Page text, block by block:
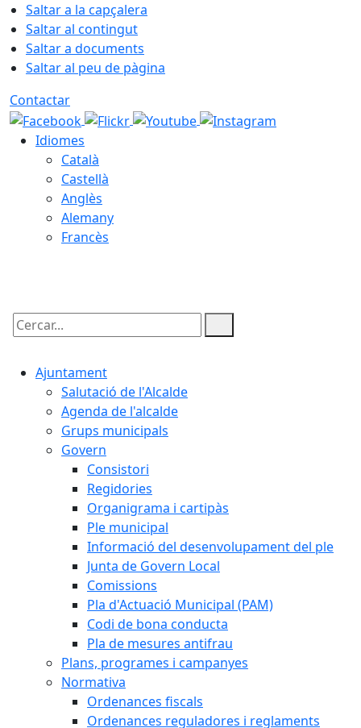
Saltar a la capçalera
Saltar al contingut
Saltar a documents
Saltar al peu de pàgina
Contactar
Idiomes
Català
Castellà
Anglès
Alemany
Francès
Cercar:
Ajuntament
Salutació de l'Alcalde
Agenda de l'alcalde
Grups municipals
Govern
Consistori
Regidories
Organigrama i cartipàs
Ple municipal
Informació del desenvolupament del ple
Junta de Govern Local
Comissions
Pla d'Actuació Municipal (PAM)
Codi de bona conducta
Pla de mesures antifrau
Plans, programes i campanyes
Normativa
Ordenances fiscals
Ordenances reguladores i reglaments